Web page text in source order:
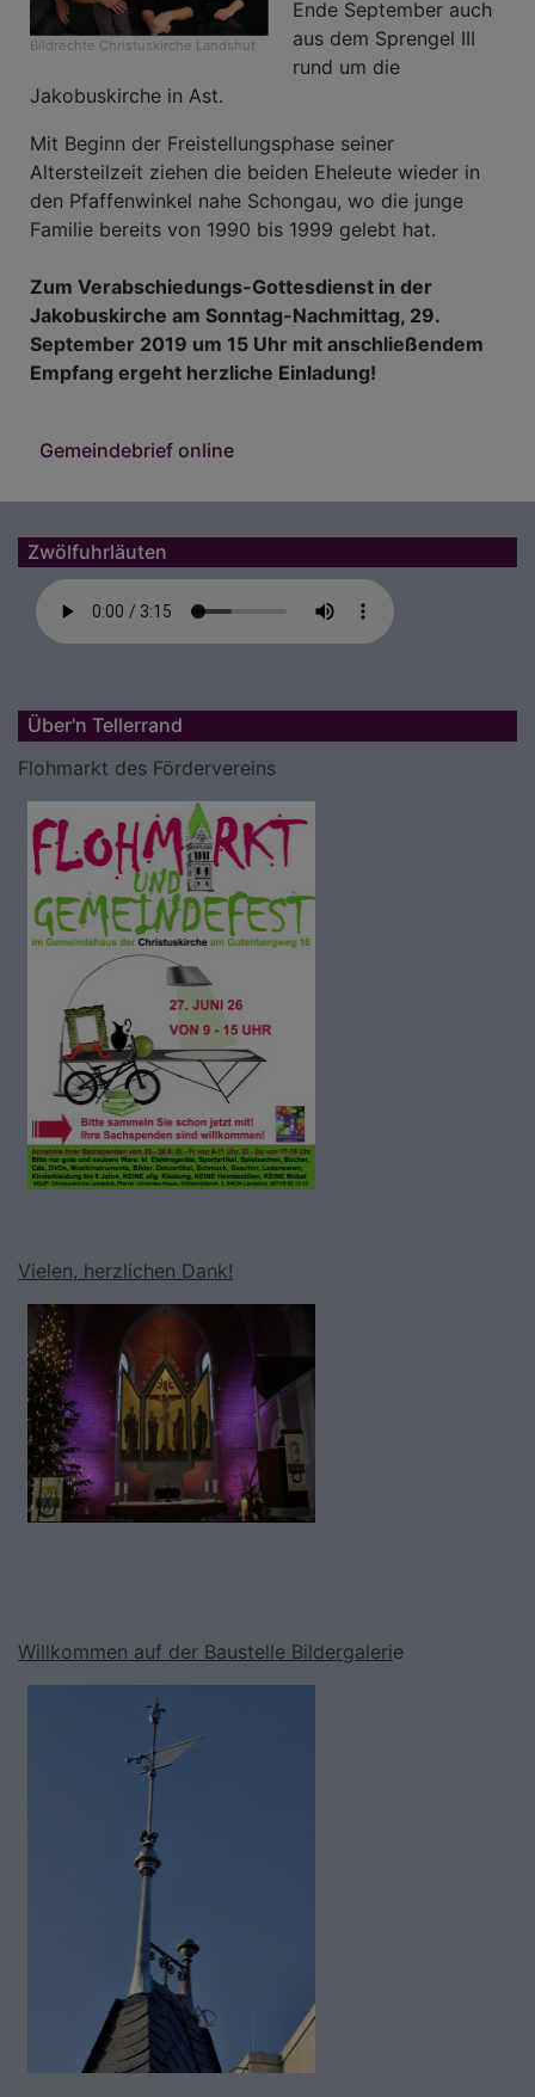
Bildrechte Christuskirche Landshut
Ende September auch
aus dem Sprengel III
rund um die
Jakobuskirche in Ast.
Mit Beginn der Freistellungsphase seiner
Altersteilzeit ziehen die beiden Eheleute wieder in
den Pfaffenwinkel nahe Schongau, wo die junge
Familie bereits von 1990 bis 1999 gelebt hat.
Zum Verabschiedungs-Gottesdienst in der
Jakobuskirche am Sonntag-Nachmittag, 29.
September 2019 um 15 Uhr mit anschließendem
Empfang ergeht herzliche Einladung!
Gemeindebrief online
Zwölfuhrläuten
Über'n Tellerrand
Flohmarkt des Fördervereins
Vielen, herzlichen Dank!
Willkommen auf der Baustelle Bildergalerie